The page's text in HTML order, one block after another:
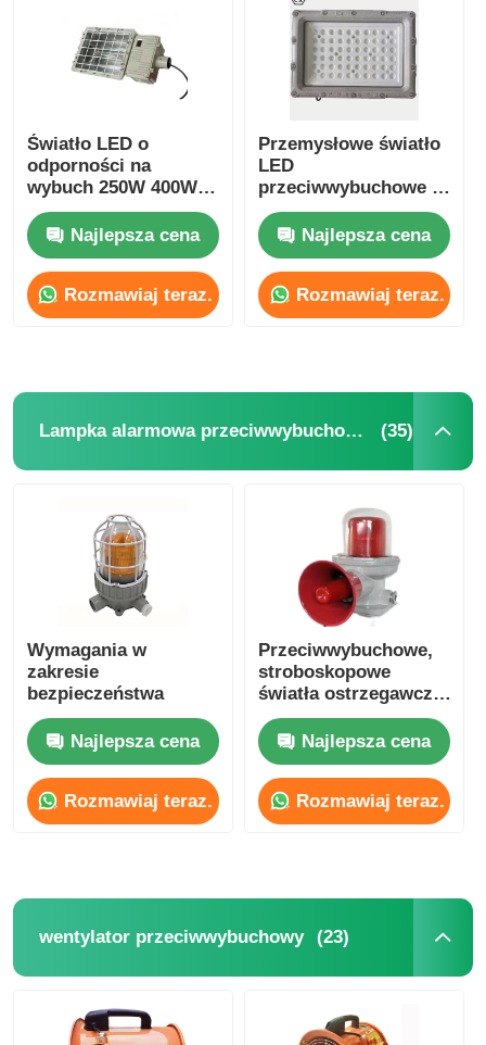
Wycieczka po fabryce
Skontaktuj się z nami
Poprosić o wycenę
wentylator przeciwwybuchowy
Explosion Proof Box
wyłącznik przeciwwybuchowy
Glandy kablowe zabezpieczone przed wybuchem
wtyczka i gniazdo przeciwwybuchowe
Światło LED o
odporności na
wybuch 250W 400W
1000W dla lampy
halidowej metalu
Najlepsza cena
Rozmawiaj teraz.
Przemysłowe światło
LED
przeciwwybuchowe |
Oświetlenie miejsc
niebezpiecznych w
strefie 1 i 2
Najlepsza cena
Rozmawiaj teraz.
Lampka alarmowa przeciwwybuchowa (35)
Wymagania w
zakresie
bezpieczeństwa
Najlepsza cena
Rozmawiaj teraz.
Przeciwwybuchowe,
stroboskopowe
światła ostrzegawcze
LED Oświetlenie
alarmoweNajlepsza cena
Rozmawiaj teraz.
wentylator przeciwwybuchowy (23)